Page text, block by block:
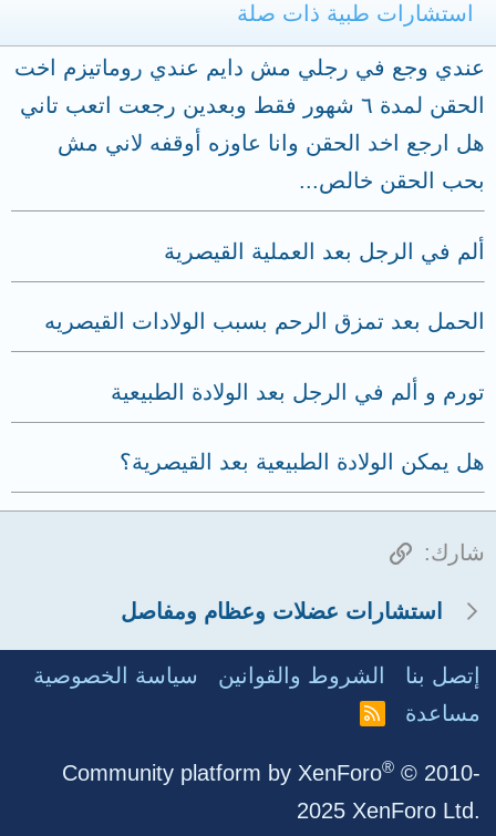
استشارات طبية ذات صلة
عندي وجع في رجلي مش دايم عندي روماتيزم اخت
الحقن لمدة ٦ شهور فقط وبعدين رجعت اتعب تاني
هل ارجع اخد الحقن وانا عاوزه أوقفه لاني مش
بحب الحقن خالص...
ألم في الرجل بعد العملية القيصرية
الحمل بعد تمزق الرحم بسبب الولادات القيصريه
تورم و ألم في الرجل بعد الولادة الطبيعية
هل يمكن الولادة الطبيعية بعد القيصرية؟
شارك: الرابط
استشارات عضلات وعظام ومفاصل
إتصل بنا الشروط والقوانين
سياسة الخصوصية
مساعدة
R
Community platform by XenForo® © 2010-
2025 XenForo Ltd.